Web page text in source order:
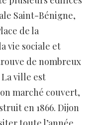
Saint-Bénigne,
de la
vie sociale et
de nombreux
ville est
marché couvert,
en 1866. Dijon